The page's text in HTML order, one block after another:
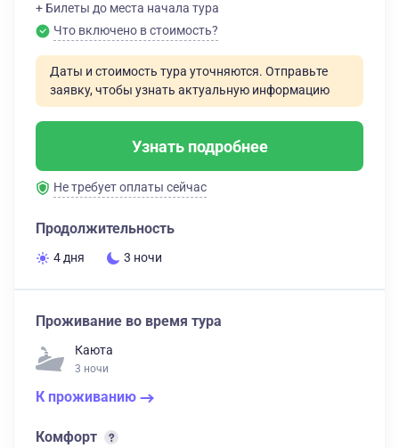
+ Билеты до места начала тура
Что включено в стоимость?
Даты и стоимость тура уточняются. Отправьте
заявку, чтобы узнать актуальную информацию
Узнать подробнее
Не требует оплаты сейчас
Продолжительность
4 дня 3 ночи
Проживание во время тура
Каюта
3 ночи
К проживанию
Комфорт